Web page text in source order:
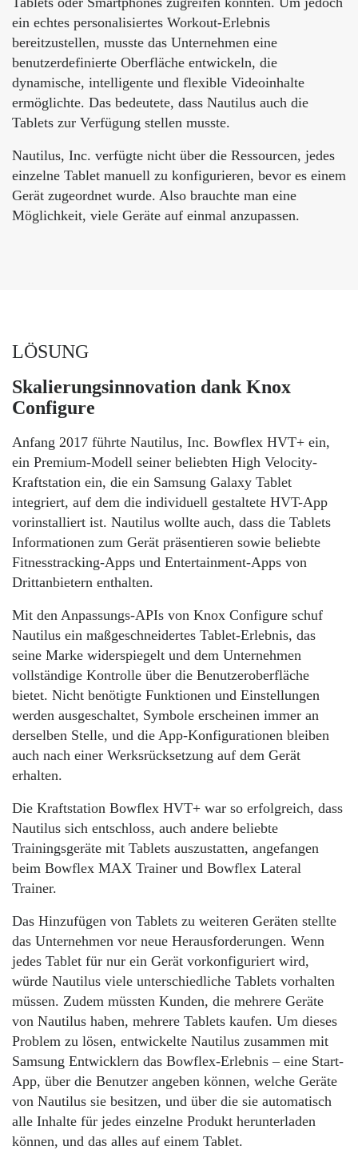
ein echtes personalisiertes Workout-Erlebnis
bereitzustellen, musste das Unternehmen eine
benutzerdefinierte Oberfläche entwickeln, die
dynamische, intelligente und flexible Videoinhalte
ermöglichte. Das bedeutete, dass Nautilus auch die
Tablets zur Verfügung stellen musste.
Nautilus, Inc. verfügte nicht über die Ressourcen, jedes
einzelne Tablet manuell zu konfigurieren, bevor es einem
Gerät zugeordnet wurde. Also brauchte man eine
Möglichkeit, viele Geräte auf einmal anzupassen.
LÖSUNG
Skalierungsinnovation dank Knox
Configure
Anfang 2017 führte Nautilus, Inc. Bowflex HVT+ ein,
ein Premium-Modell seiner beliebten High Velocity-
Kraftstation ein, die ein Samsung Galaxy Tablet
integriert, auf dem die individuell gestaltete HVT-App
vorinstalliert ist. Nautilus wollte auch, dass die Tablets
Informationen zum Gerät präsentieren sowie beliebte
Fitnesstracking-Apps und Entertainment-Apps von
Drittanbietern enthalten.
Mit den Anpassungs-APIs von Knox Configure schuf
Nautilus ein maßgeschneidertes Tablet-Erlebnis, das
seine Marke widerspiegelt und dem Unternehmen
vollständige Kontrolle über die Benutzeroberfläche
bietet. Nicht benötigte Funktionen und Einstellungen
werden ausgeschaltet, Symbole erscheinen immer an
derselben Stelle, und die App-Konfigurationen bleiben
auch nach einer Werksrücksetzung auf dem Gerät
erhalten.
Die Kraftstation Bowflex HVT+ war so erfolgreich, dass
Nautilus sich entschloss, auch andere beliebte
Trainingsgeräte mit Tablets auszustatten, angefangen
beim Bowflex MAX Trainer und Bowflex Lateral
Trainer.
Das Hinzufügen von Tablets zu weiteren Geräten stellte
das Unternehmen vor neue Herausforderungen. Wenn
jedes Tablet für nur ein Gerät vorkonfiguriert wird,
würde Nautilus viele unterschiedliche Tablets vorhalten
müssen. Zudem müssten Kunden, die mehrere Geräte
von Nautilus haben, mehrere Tablets kaufen. Um dieses
Problem zu lösen, entwickelte Nautilus zusammen mit
Samsung Entwicklern das Bowflex-Erlebnis – eine Start-
App, über die Benutzer angeben können, welche Geräte
von Nautilus sie besitzen, und über die sie automatisch
alle Inhalte für jedes einzelne Produkt herunterladen
können, und das alles auf einem Tablet.